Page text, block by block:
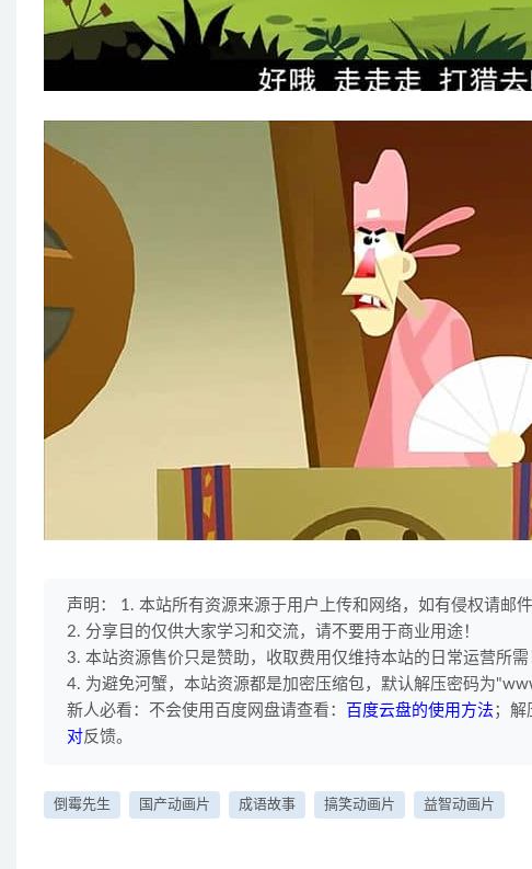
声明： 1. 本站所有资源来源于用户上传和网络，如有侵权请邮件
2. 分享目的仅供大家学习和交流，请不要用于商业用途！
3. 本站资源售价只是赞助，收取费用仅维持本站的日常运营所需
4. 为避免河蟹，本站资源都是加密压缩包，默认解压密码为
新人必看：不会使用百度网盘请查看： 百度云盘的使用方法 ；解
对反馈。
倒霉先生 国产动画片 成语故事 搞笑动画片 益智动画片